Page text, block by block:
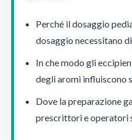
Perché il dosaggio
dosaggio necessitano
In che modo gli
degli aromi influiscono
Dove la preparazione
prescrittori e operatori